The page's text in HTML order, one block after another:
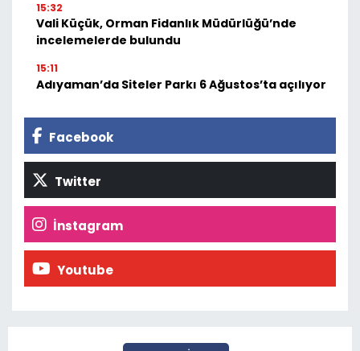
15:32
Vali Küçük, Orman Fidanlık Müdürlüğü’nde
incelemelerde bulundu
15:11
Adıyaman’da Siteler Parkı 6 Ağustos’ta açılıyor
Facebook
Twitter
İnstagram
Youtube